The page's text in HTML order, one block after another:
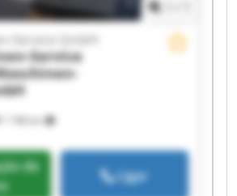
1 748 km
Service GmbH
Service
Ligar